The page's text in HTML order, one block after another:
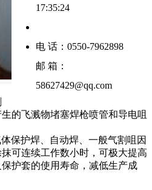
17:35:24
电 话：0550-7962898
邮 箱：
58627429@qq.com
的飞溅物堵塞焊枪喷管和导电咀
保护焊、自动焊、一般气割咀因
可连续工作数小时，可极大提高
护套的使用寿命，减低生产成